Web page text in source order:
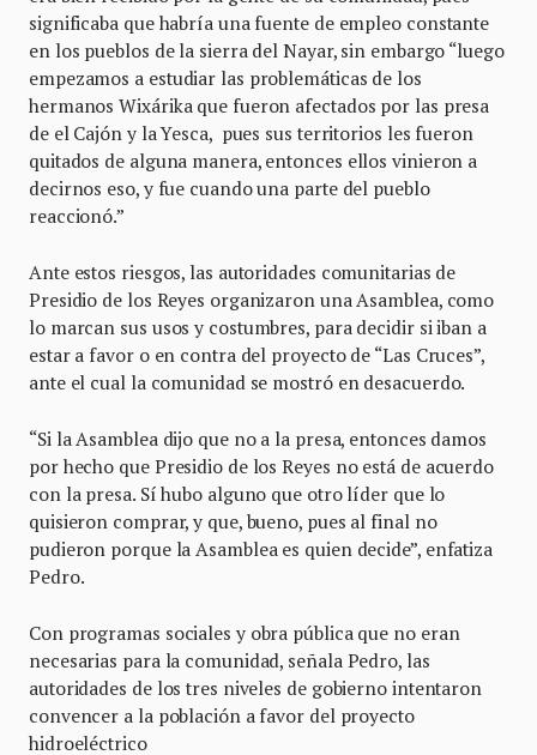
significaba que habría una fuente de empleo constante
en los pueblos de la sierra del Nayar, sin embargo “luego
empezamos a estudiar las problemáticas de los
hermanos Wixárika que fueron afectados por las presa
de el Cajón y la Yesca, pues sus territorios les fueron
quitados de alguna manera, entonces ellos vinieron a
decirnos eso, y fue cuando una parte del pueblo
reaccionó.”
Ante estos riesgos, las autoridades comunitarias de
Presidio de los Reyes organizaron una Asamblea, como
lo marcan sus usos y costumbres, para decidir si iban a
estar a favor o en contra del proyecto de “Las Cruces”,
ante el cual la comunidad se mostró en desacuerdo.
“Si la Asamblea dijo que no a la presa, entonces damos
por hecho que Presidio de los Reyes no está de acuerdo
con la presa. Sí hubo alguno que otro líder que lo
quisieron comprar, y que, bueno, pues al final no
pudieron porque la Asamblea es quien decide”, enfatiza
Pedro.
Con programas sociales y obra pública que no eran
necesarias para la comunidad, señala Pedro, las
autoridades de los tres niveles de gobierno intentaron
convencer a la población a favor del proyecto
hidroeléctrico